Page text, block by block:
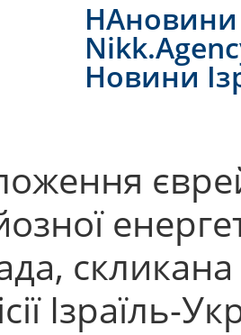
НАновини
Новини
скликана
Ізраїль-